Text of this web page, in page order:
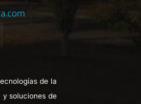
de la
y soluciones de